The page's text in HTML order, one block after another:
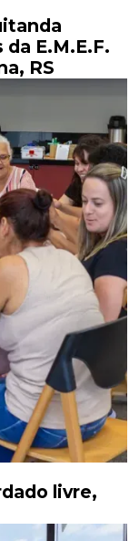
E.M.E.F.
RS
livre,